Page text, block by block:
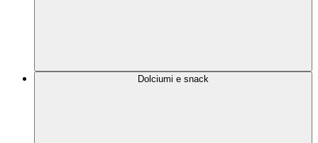
Dolciumi e snack